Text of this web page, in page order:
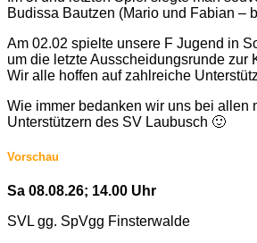
Budissa Bautzen (Mario und Fabian –
Am 02.02 spielte unsere F Jugend in
um die letzte Ausscheidungsrunde zur
Wir alle hoffen auf zahlreiche
Wie immer bedanken wir uns bei allen
Unterstützern des SV Laubusch 🙂
Vorschau
Sa 08.08.26; 14.00 Uhr
SVL gg. SpVgg Finsterwalde